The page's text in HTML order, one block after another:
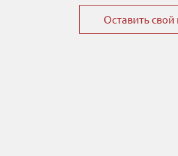
Оставить